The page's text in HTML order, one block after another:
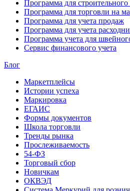
Программа для строительного
Программа для торговли на
Программа для учета продаж
Программа для учета
Программа учета для
Сервис финансового учета
Блог
Маркетплейсы
Истории успеха
Маркировка
ЕГАИС
Формы документов
Школа торговли
Тренды рынка
Прослеживаемость
54-ФЗ
Торговый сбор
Новичкам
ОКВЭД